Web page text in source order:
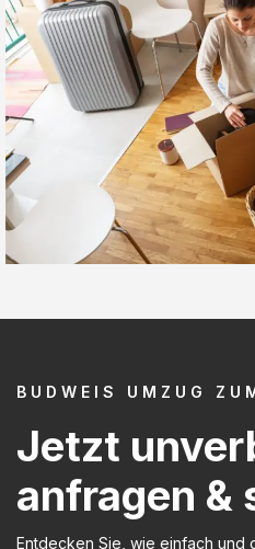
BUDWEIS UMZUG
Jetzt
anfragen &
Entdecken Sie, wie einfach und